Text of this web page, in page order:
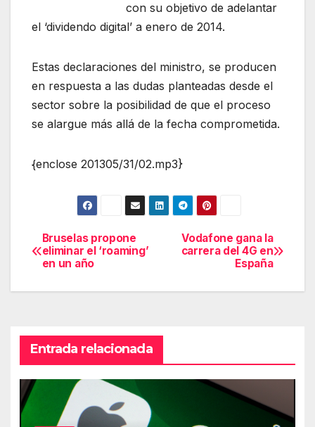
con su objetivo de adelantar
el ‘dividendo digital’ a enero de 2014.
Estas declaraciones del ministro, se producen
en respuesta a las dudas planteadas desde el
sector sobre la posibilidad de que el proceso
se alargue más allá de la fecha comprometida.
{enclose 201305/31/02.mp3}
Navegación
de
Vodafone gana la
carrera del 4G en
España
Bruselas propone
eliminar el ‘roaming’
en un año
Entrada relacionada